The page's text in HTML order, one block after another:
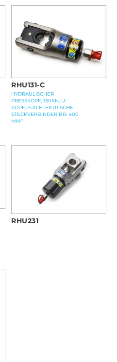
RHU131-C
HYDRAULISCHER
PRESSKOPF, 130KN, U-
KOPF, FÜR ELEKTRISCHE
STECKVERBINDER BIS 400
MM²
RHU231